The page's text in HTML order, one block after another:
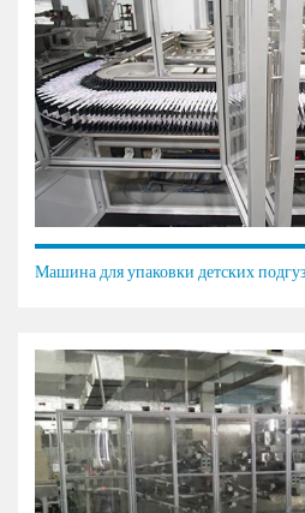
Машина для упаковки детских